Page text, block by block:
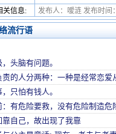
关信息:
发布人：嗳涟 发布时间
流行语
头脑有问题。
责的人分两种：一种是经常恋
只怕有钱人。
有危险要救，没有危险制造危
靠自己，故出现了我靠